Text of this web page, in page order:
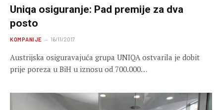
Uniqa osiguranje: Pad premije za dva
posto
KOMPANIJE 16/11/2017
Austrijska osiguravajuća grupa UNIQA ostvarila je dobit
prije poreza u BiH u iznosu od 700.000…